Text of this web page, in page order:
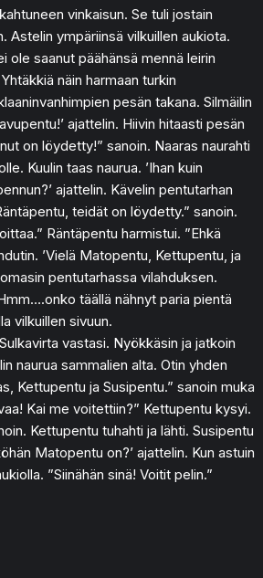
vinkaisun. Se tuli jostain
Astelin ympäriinsä vilkuillen aukiota.
ole saanut päähänsä mennä leirin
näin harmaan turkin
pesän takana. Silmäilin
ajattelin. Hiivin hitaasti pesän
on löydetty!” sanoin. Naaras naurahti
Kuulin taas naurua. ’Ihan kuin
ajattelin. Kävelin pentutarhan
teidät on löydetty.” sanoin.
Räntäpentu harmistui. ”Ehkä
’Vielä Matopentu, Kettupentu, ja
pentutarhassa vilahduksen.
täällä nähnyt paria pientä
vilkuillen sivuun.
vastasi. Nyökkäsin ja jatkoin
naurua sammalien alta. Otin yhden
Kettupentu ja Susipentu.” sanoin muka
Kai me voitettiin?” Kettupentu kysyi.
Kettupentu tuhahti ja lähti. Susipentu
Matopentu on?’ ajattelin. Kun astuin
”Siinähän sinä! Voitit pelin.”